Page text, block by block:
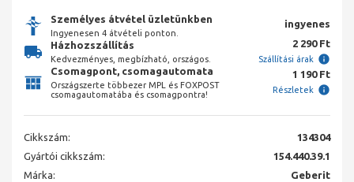
Személyes átvétel üzletünkben
Ingyenesen 4 átvételi ponton.
ingyenes
Házhozszállítás
Kedvezményes, megbízható, országos.
2 290 Ft
Szállítási árak
Csomagpont, csomagautomata
Országszerte többezer MPL és FOXPOST
csomagautomatába és csomagpontra!
1 190 Ft
Részletek
Cikkszám:
134304
Gyártói cikkszám:
154.440.39.1
Márka:
Geberit